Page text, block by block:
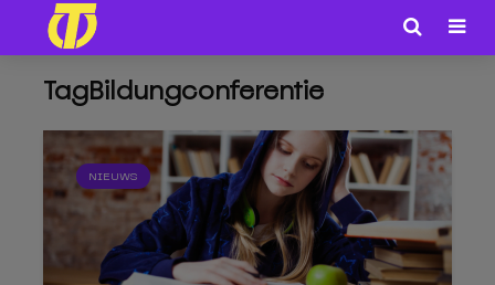
TagBildungconferentie
NIEUWS